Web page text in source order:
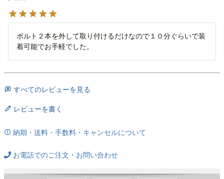
ボルト２本を外して取り付けるだけなので１０分ぐらいで装
着可能でお手軽でした。
すべてのレビューを見る
レビューを書く
納期・送料・手数料・キャンセルについて
お電話でのご注文・お問い合わせ